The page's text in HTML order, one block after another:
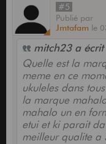
#5
Publié par
Jmtafam le
mitch23 a écrit
Quelle est la
meme en ce
ukuleles dans
la marque
mahalo un en
etui et ki parait
meilleur qualite a